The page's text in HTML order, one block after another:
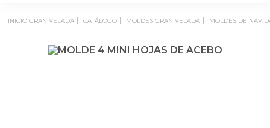
INICIO GRAN VELADA CATÁLOGO MOLDES GRAN VELADA MOLDES DE